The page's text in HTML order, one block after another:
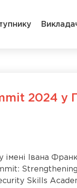
2024 у
імені Івана
Skills